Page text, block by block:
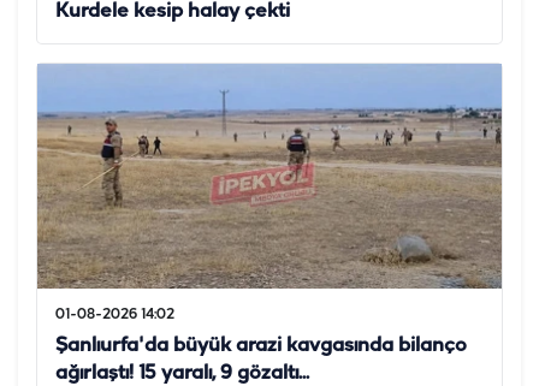
Kurdele kesip halay çekti
01-08-2026 14:02
Şanlıurfa'da büyük arazi kavgasında bilanço
ağırlaştı! 15 yaralı, 9 gözaltı...